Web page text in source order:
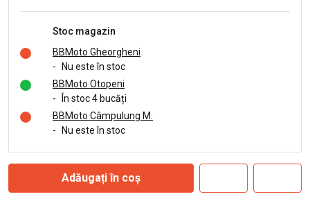
Stoc magazin
BBMoto Gheorgheni
-
Nu este în stoc
BBMoto Otopeni
-
În stoc 4 bucăți
BBMoto Câmpulung M.
-
Nu este în stoc
Adăugați în coș